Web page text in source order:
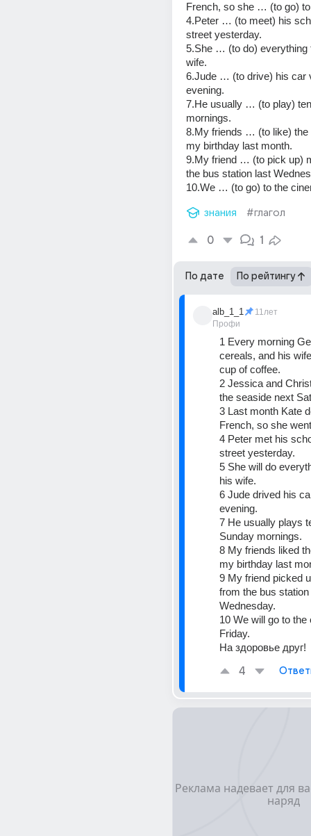
French, so she … (to go)
4.Peter … (to meet) his
street yesterday.
5.She … (to do) everything
wife.
6.Jude … (to drive) his car
evening.
7.He usually … (to play)
mornings.
8.My friends … (to like) the
my birthday last month.
9.My friend … (to pick up)
the bus station last
10.We … (to go) to the
знания #глагол
0 1
По дате По рейтингу
alb_1_1
Профи
11лет
1 Every morning
cereals, and his
cup of coffee.
2 Jessica and
the seaside next
3 Last month Kate
French, so she
4 Peter met his
street yesterday.
5 She will do
his wife.
6 Jude drived his
evening.
7 He usually plays
Sunday mornings.
8 My friends liked
my birthday last
9 My friend picked
from the bus
Wednesday.
10 We will go to
Friday.
На здоровье друг!
4